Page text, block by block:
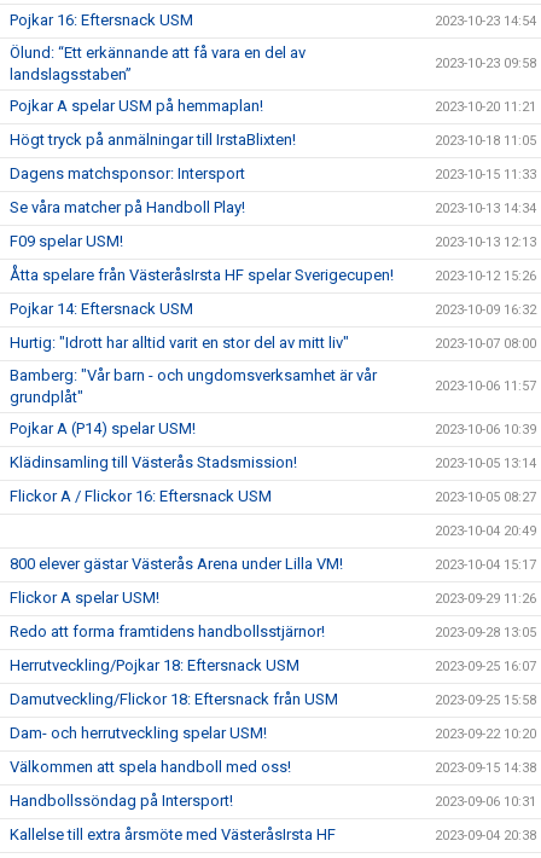
Pojkar 16: Eftersnack USM 2023-10-23 14:54
Ölund: “Ett erkännande att få vara en del av
landslagsstaben”
2023-10-23 09:58
Pojkar A spelar USM på hemmaplan! 2023-10-20 11:21
Högt tryck på anmälningar till IrstaBlixten! 2023-10-18 11:05
Dagens matchsponsor: Intersport 2023-10-15 11:33
Se våra matcher på Handboll Play! 2023-10-13 14:34
F09 spelar USM! 2023-10-13 12:13
Åtta spelare från VästeråsIrsta HF spelar Sverigecupen! 2023-10-12 15:26
Pojkar 14: Eftersnack USM 2023-10-09 16:32
Hurtig: "Idrott har alltid varit en stor del av mitt liv" 2023-10-07 08:00
Bamberg: "Vår barn - och ungdomsverksamhet är vår
grundplåt"
2023-10-06 11:57
Pojkar A (P14) spelar USM! 2023-10-06 10:39
Klädinsamling till Västerås Stadsmission! 2023-10-05 13:14
Flickor A / Flickor 16: Eftersnack USM 2023-10-05 08:27
2023-10-04 20:49
800 elever gästar Västerås Arena under Lilla VM! 2023-10-04 15:17
Flickor A spelar USM! 2023-09-29 11:26
Redo att forma framtidens handbollsstjärnor! 2023-09-28 13:05
Herrutveckling/Pojkar 18: Eftersnack USM 2023-09-25 16:07
Damutveckling/Flickor 18: Eftersnack från USM 2023-09-25 15:58
Dam- och herrutveckling spelar USM! 2023-09-22 10:20
Välkommen att spela handboll med oss! 2023-09-15 14:38
Handbollssöndag på Intersport! 2023-09-06 10:31
Kallelse till extra årsmöte med VästeråsIrsta HF 2023-09-04 20:38